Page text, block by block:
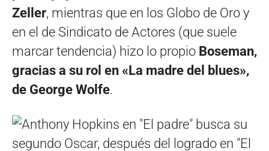
Zeller, mientras que en los Globo de Oro y
en el de Sindicato de Actores (que suele
marcar tendencia) hizo lo propio Boseman,
gracias a su rol en «La madre del blues»,
de George Wolfe.